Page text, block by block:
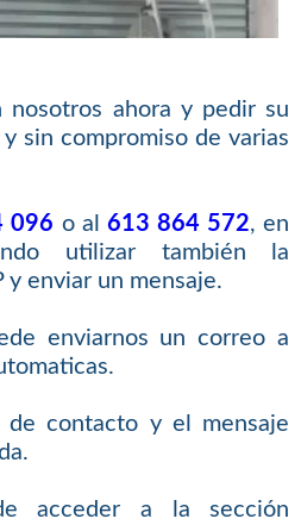
nosotros ahora y pedir su
sin compromiso de varias
096 o al 613 864 572, en
utilizar también la
enviar un mensaje.
enviarnos un correo a
contacto y el mensaje
acceder a la sección